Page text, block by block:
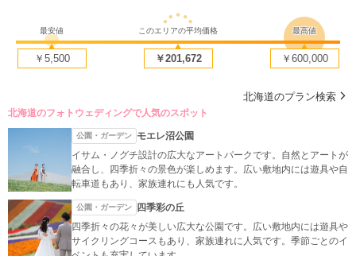
最安値
￥5,500
このエリアの平均価格
￥201,672
最高値
￥600,000
北海道のプラン検索
北海道のフォトウェディングで人気のスポット
公園・ガーデン
モエレ沼公園
イサム・ノグチ設計の広大なアートパークです。自然とアートが
融合し、四季折々の景色が楽しめます。広い敷地内には遊具や自
転車道もあり、家族連れにも人気です。
公園・ガーデン
四季彩の丘
四季折々の花々が美しい広大な公園です。広い敷地内には遊具や
サイクリングコースもあり、家族連れに人気です。季節ごとのイ